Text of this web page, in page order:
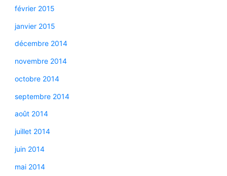
février 2015
janvier 2015
décembre 2014
novembre 2014
octobre 2014
septembre 2014
août 2014
juillet 2014
juin 2014
mai 2014